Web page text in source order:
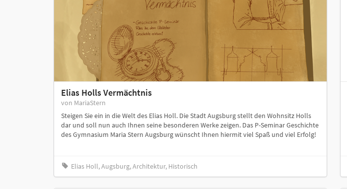
Elias Holls Vermächtnis
von MariaStern
Steigen Sie ein in die Welt des Elias Holl. Die Stadt Augsburg stellt den Wohnsitz Holls
dar und soll nun auch Ihnen seine besonderen Werke zeigen. Das P-Seminar Geschichte
des Gymnasium Maria Stern Augsburg wünscht Ihnen hiermit viel Spaß und viel Erfolg!
Elias Holl, Augsburg, Architektur, Historisch